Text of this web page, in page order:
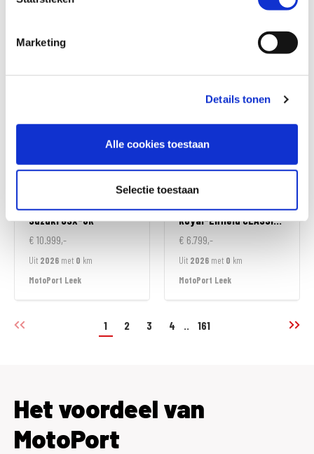
Marketing
Details tonen
Alle cookies toestaan
Selectie toestaan
MotoPort Goes
MotoPort Goes
SuzukiGSX-8R
€ 10.999,-
Uit 2026 met 0 km
MotoPort Leek
Royal-EnfieldCLASSIC 350
€ 6.799,-
Uit 2026 met 0 km
MotoPort Leek
1 2 3 4 .. 161
Het voordeel van
MotoPort